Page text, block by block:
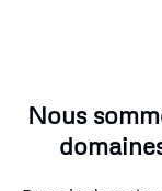
Nous